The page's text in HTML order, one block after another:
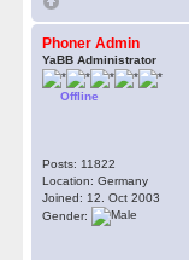
Phoner Admin
YaBB Administrator
Offline
Posts: 11822
Location: Germany
Joined: 12. Oct 2003
Gender: